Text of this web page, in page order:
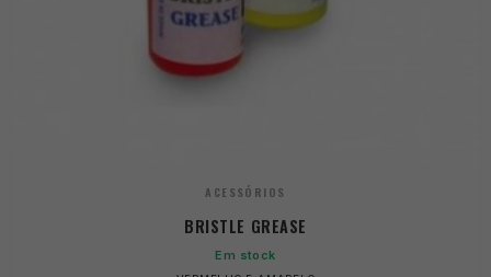
ACESSÓRIOS
BRISTLE GREASE
Em stock